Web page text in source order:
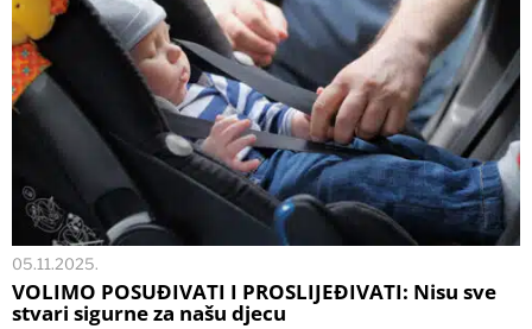
05.11.2025.
VOLIMO POSUĐIVATI I PROSLIJEĐIVATI: Nisu sve
stvari sigurne za našu djecu